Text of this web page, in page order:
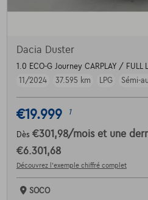
Dacia Duster
1.0 ECO-G Journey CARPLAY / FULL
11/2024
37.595 km LPG Sémi-
€19.999 1
Dès €301,98/mois et une
€6.301,68
Découvrez l’exemple chiffré complet
SOCO